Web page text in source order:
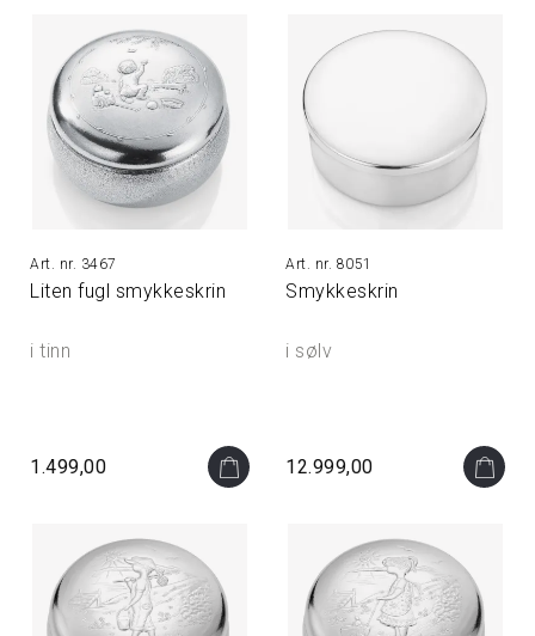
3467
Liten fugl smykkeskrin
i tinn
1.499,00
8051
Smykkeskrin
i sølv
12.999,00